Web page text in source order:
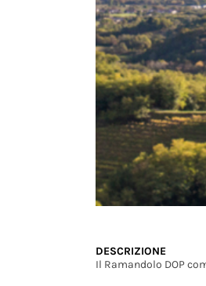
DESCRIZIONE
Il Ramandolo DOP